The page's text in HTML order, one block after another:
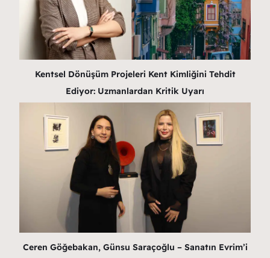
Kentsel Dönüşüm Projeleri Kent Kimliğini Tehdit
Ediyor: Uzmanlardan Kritik Uyarı
Ceren Göğebakan, Günsu Saraçoğlu – Sanatın Evrim’i